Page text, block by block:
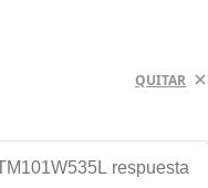
QUITAR